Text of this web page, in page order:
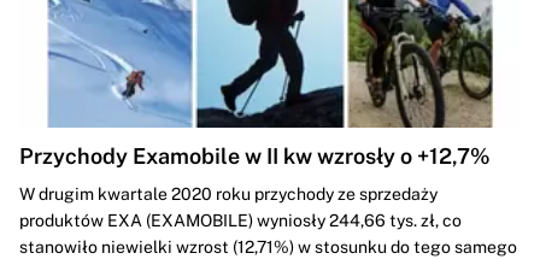
Przychody Examobile w II kw wzrosły o +12,7%
W drugim kwartale 2020 roku przychody ze sprzedaży
produktów EXA (EXAMOBILE) wyniosły 244,66 tys. zł, co
stanowiło niewielki wzrost (12,71%) w stosunku do tego samego